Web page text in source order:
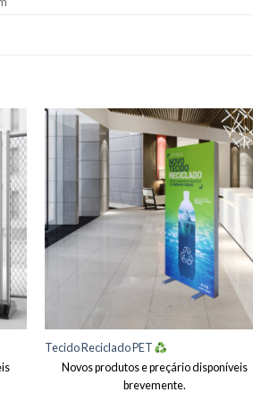
Adicionar
aos meus
Tecido Reciclado PET
Novos produtos e preçário disponíveis
brevemente.